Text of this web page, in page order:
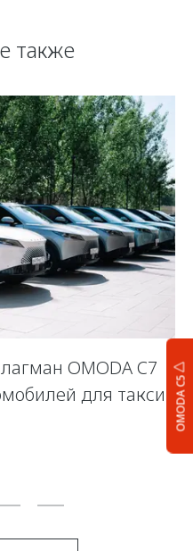
OMODA C5
также
OMODA C7
для такси
5